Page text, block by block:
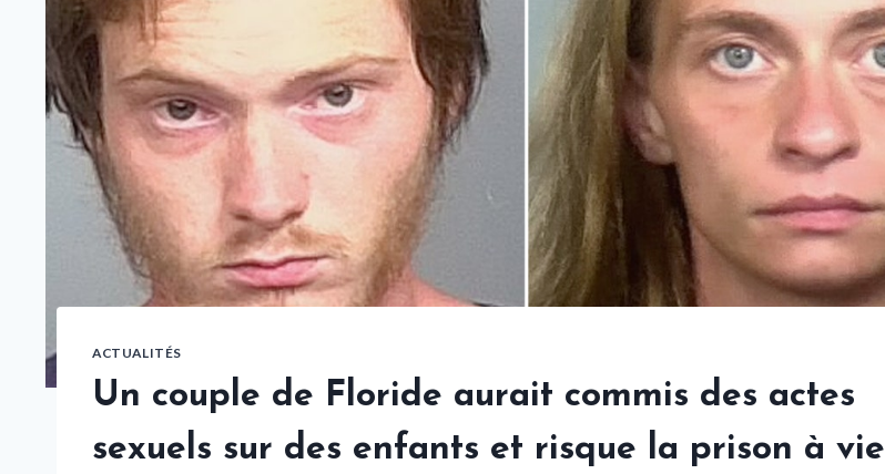
ACTUALITÉS
Un couple de Floride aurait commis des actes
sexuels sur des enfants et risque la prison à vie